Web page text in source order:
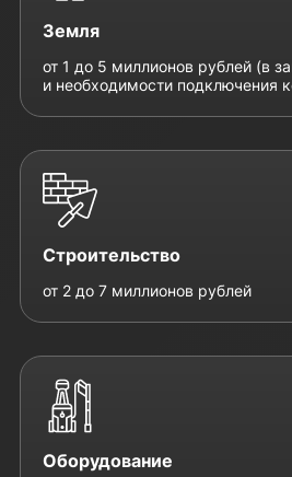
Земля
от 1 до 5 миллионов рублей (в
и необходимости подключения
Строительство
от 2 до 7 миллионов рублей
Оборудование